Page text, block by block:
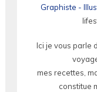
Graphiste -
Ici je vous parle
mes recettes,
constitue